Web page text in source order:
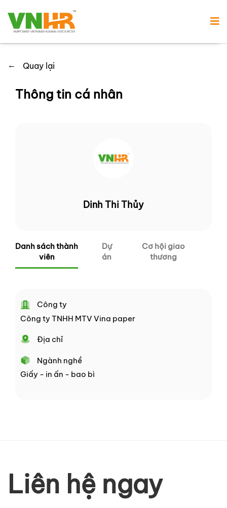
← Quay lại
Thông tin cá nhân
Dinh Thi Thủy
Danh sách thành
viên
Dự
án
Cơ hội giao
thương
Công ty
Công ty TNHH MTV Vina paper
Địa chỉ
Ngành nghề
Giấy - in ấn - bao bì
Liên hệ ngay